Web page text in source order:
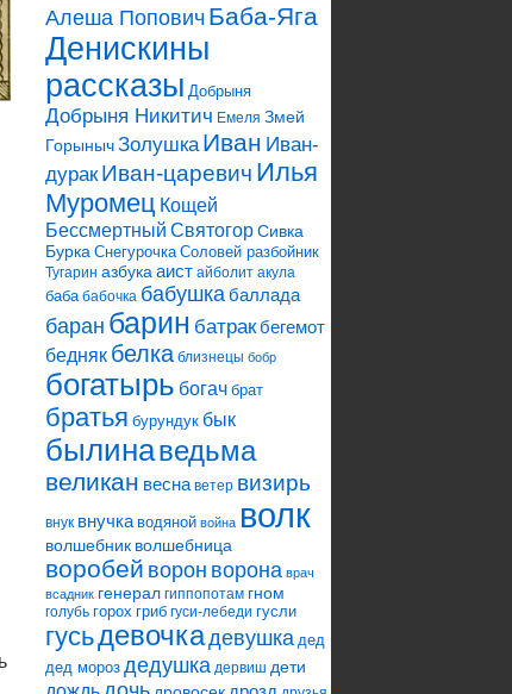
Алеша Попович Баба-Яга
Денискины
рассказы Добрыня
Добрыня Никитич Емеля Змей
ГорынычЗолушка Иван Иван-
дурак Иван-царевич Илья
Муромец Кощей
Бессмертный СвятогорСивка
Бурка Снегурочка Соловей разбойник
Тугарин азбука аист айболит акула
баба бабочка бабушкабаллада
баран барин батракбегемот
бедняк белка близнецы бобр
богатырь богач брат
братья бурундук бык
былинаведьма
великан весна ветер визирь
внук внучка водяной война волк
волшебник волшебница
воробей ворон ворона врач
всадник генерал гиппопотам гном
голубь горох гриб гуси-лебеди гусли
гусьдевочкадевушка дед
дед мороз дедушка дервиш дети